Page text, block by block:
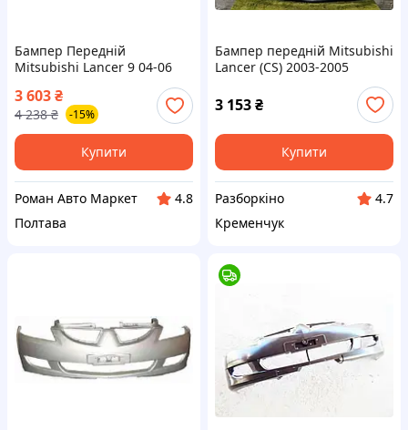
Бампер Передній
Mitsubishi Lancer 9 04-06
3 603₴
4 238 ₴ -15%
Купити
Роман Авто Маркет
4.8
Полтава
Бампер передній Mitsubishi
Lancer (CS) 2003-2005
523307
3 153₴
Купити
Разборкіно
4.7
Кременчук